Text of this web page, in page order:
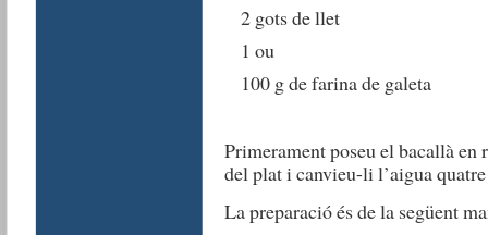
2 gots de llet
1 ou
100 g de farina de galeta
Primerament poseu el bacallà en
del plat i canvieu-li l’aigua quatre
La preparació és de la següent